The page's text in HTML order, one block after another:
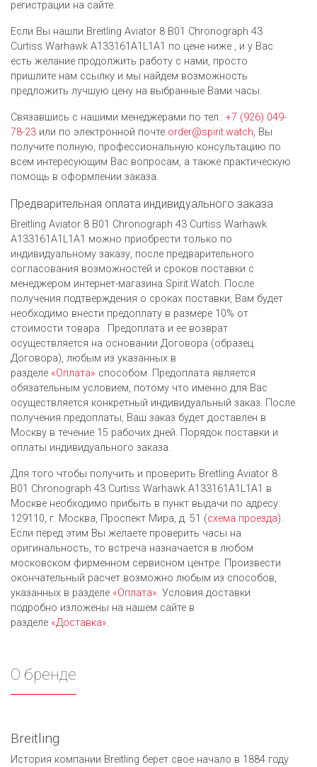
регистрации на сайте.
Если Вы нашли Breitling Aviator 8 B01 Chronograph 43
Curtiss Warhawk A133161A1L1A1 по цене ниже , и у Вас
есть желание продолжить работу с нами, просто
пришлите нам ссылку и мы найдем возможность
предложить лучшую цену на выбранные Вами часы.
Связавшись с нашими менеджерами по тел.: +7 (926) 049-
78-23 или по электронной почте order@spirit.watch, Вы
получите полную, профессиональную консультацию по
всем интересующим Вас вопросам, а также практическую
помощь в оформлении заказа.
Предварительная оплата индивидуального заказа
Breitling Aviator 8 B01 Chronograph 43 Curtiss Warhawk
A133161A1L1A1 можно приобрести только по
индивидуальному заказу, после предварительного
согласования возможностей и сроков поставки с
менеджером интернет-магазина Spirit.Watch. После
получения подтверждения о сроках поставки, Вам будет
необходимо внести предоплату в размере 10% от
стоимости товара . Предоплата и ее возврат
осуществляется на основании Договора (образец
Договора), любым из указанных в
разделе «Оплата» способом. Предоплата является
обязательным условием, потому что именно для Вас
осуществляется конкретный индивидуальный заказ. После
получения предоплаты, Ваш заказ будет доставлен в
Москву в течение 15 рабочих дней. Порядок поставки и
оплаты индивидуального заказа.
Для того чтобы получить и проверить Breitling Aviator 8
B01 Chronograph 43 Curtiss Warhawk A133161A1L1A1 в
Москве необходимо прибыть в пункт выдачи по адресу:
129110, г. Москва, Проспект Мира, д. 51 (схема проезда).
Если перед этим Вы желаете проверить часы на
оригинальность, то встреча назначается в любом
московском фирменном сервисном центре. Произвести
окончательный расчет возможно любым из cпособов,
указанных в разделе «Оплата». Условия доставки
подробно изложены на нашем сайте в
разделе «Доставка».
О бренде
Breitling
История компании Breitling берет свое начало в 1884 году